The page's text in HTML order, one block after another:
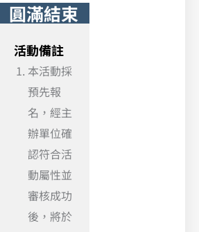
圓滿結束
活動備註
本活動採
預先報
名，經主
辦單位確
認符合活
動屬性並
審核成功
後，將於